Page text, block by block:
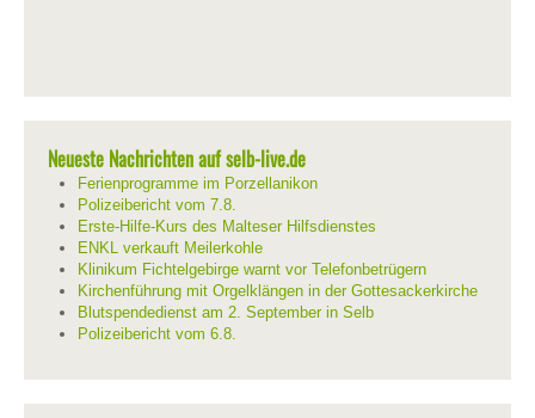
Neueste Nachrichten auf selb-live.de
Ferienprogramme im Porzellanikon
Polizeibericht vom 7.8.
Erste-Hilfe-Kurs des Malteser Hilfsdienstes
ENKL verkauft Meilerkohle
Klinikum Fichtelgebirge warnt vor Telefonbetrügern
Kirchenführung mit Orgelklängen in der Gottesackerkirche
Blutspendedienst am 2. September in Selb
Polizeibericht vom 6.8.